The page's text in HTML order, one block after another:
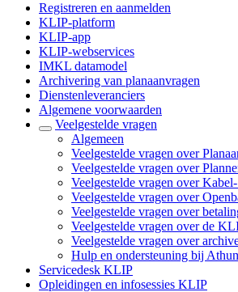
Registreren en aanmelden
KLIP-platform
KLIP-app
KLIP-webservices
IMKL datamodel
Archivering van planaanvragen
Dienstenleveranciers
Algemene voorwaarden
Veelgestelde vragen
Algemeen
Veelgestelde vragen over
Veelgestelde vragen over
Veelgestelde vragen over
Veelgestelde vragen over
Veelgestelde vragen over
Veelgestelde vragen over de
Veelgestelde vragen over
Hulp en ondersteuning bij
Servicedesk KLIP
Opleidingen en infosessies KLIP